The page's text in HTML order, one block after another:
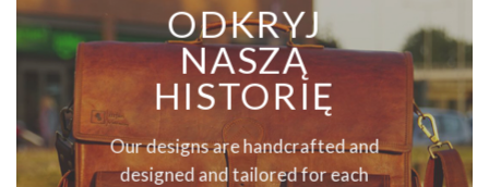
ODKRYJ
NASZĄ
HISTORIĘ
Our designs are handcrafted and
designed and tailored for each